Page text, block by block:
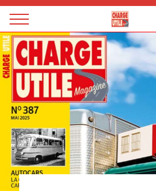
Magazine
Charge
utile
Panneau de gestion des cookies